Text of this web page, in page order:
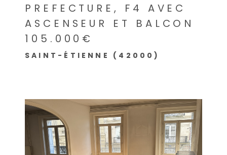
PREFECTURE, F4 AVEC
ASCENSEUR ET BALCON
105.000€
SAINT-ÉTIENNE (42000)
VOIR LE BIEN